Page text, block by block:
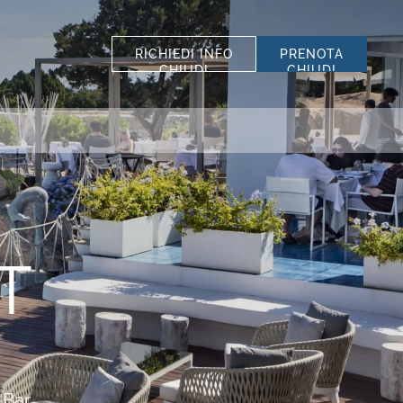
RICHIEDI INFO
CHIUDI
PRENOTA
CHIUDI
COGNOME*
TELEFONO*
SELEZIONA STRUTTURA
TUTTE LE STRUTTURE
SISTEMAZIONE
CODICE SCONTO
SCOPRI I NOSTRI
HOTEL
Hotel La Bisaccia
Club Hotel
Grand Relais dei Nuraghi
Residence I Cormorani Alti